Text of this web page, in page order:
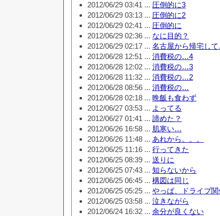
2012/06/29 03:41 ... 圧倒的に3
2012/06/29 03:13 ... 圧倒的に2
2012/06/29 02:41 ... 圧倒的に
2012/06/29 02:36 ... なに目的？
2012/06/29 02:17 ... 名古屋から帰宅し
2012/06/28 12:51 ... 消費税の…4
2012/06/28 12:02 ... 消費税の…3
2012/06/28 11:32 ... 消費税の…2
2012/06/28 08:56 ... 消費税の…
2012/06/28 02:18 ... 晩飯も食わず
2012/06/27 03:53 ... よってる
2012/06/27 01:41 ... 諦めた？
2012/06/26 16:58 ... 肌寒い…
2012/06/26 11:48 ... あれから。。。
2012/06/25 11:16 ... 行ってきた
2012/06/25 08:39 ... 送りに
2012/06/25 07:43 ... 知らないから
2012/06/25 06:45 ... 構図は同じ
2012/06/25 05:25 ... やっぱ、ドライブ
2012/06/25 03:58 ... 泣きながら
2012/06/24 16:32 ... 余分が良くない